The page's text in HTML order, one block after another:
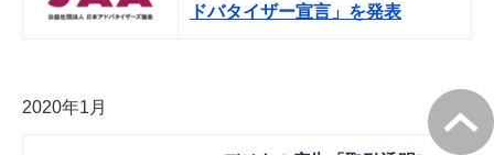
ドバタイザー宣言」を発表
2020年1月